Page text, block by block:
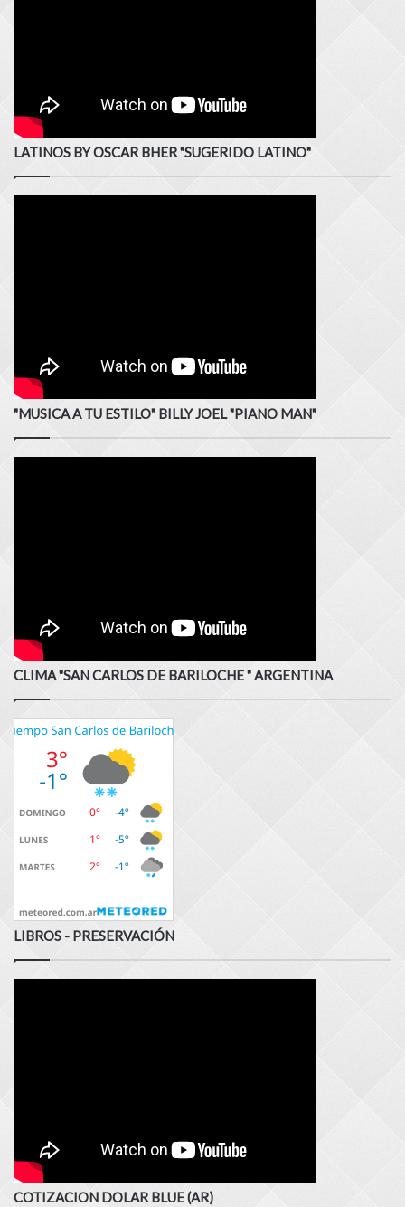
LATINOS BY OSCAR BHER "SUGERIDO LATINO"
"MUSICA A TU ESTILO" BILLY JOEL "PIANO MAN"
CLIMA "SAN CARLOS DE BARILOCHE " ARGENTINA
LIBROS - PRESERVACIÓN
COTIZACION DOLAR BLUE (AR)